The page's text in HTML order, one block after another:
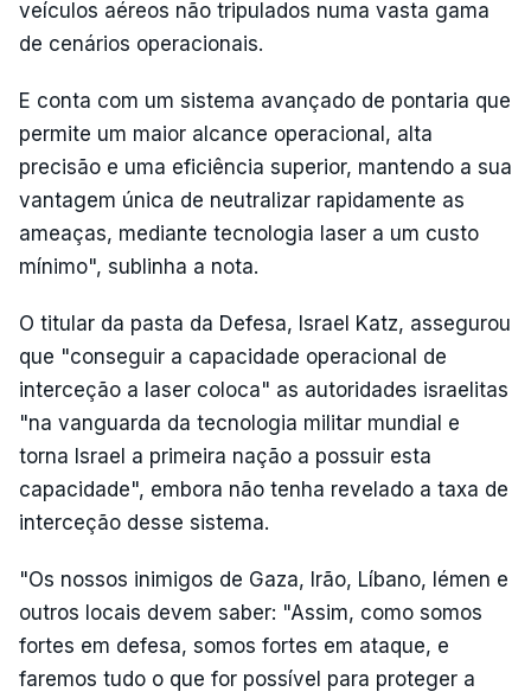
veículos aéreos não tripulados numa vasta gama
de cenários operacionais.
E conta com um sistema avançado de pontaria que
permite um maior alcance operacional, alta
precisão e uma eficiência superior, mantendo a sua
vantagem única de neutralizar rapidamente as
ameaças, mediante tecnologia laser a um custo
mínimo", sublinha a nota.
O titular da pasta da Defesa, Israel Katz, assegurou
que "conseguir a capacidade operacional de
interceção a laser coloca" as autoridades israelitas
"na vanguarda da tecnologia militar mundial e
torna Israel a primeira nação a possuir esta
capacidade", embora não tenha revelado a taxa de
interceção desse sistema.
"Os nossos inimigos de Gaza, Irão, Líbano, Iémen e
outros locais devem saber: "Assim, como somos
fortes em defesa, somos fortes em ataque, e
faremos tudo o que for possível para proteger a